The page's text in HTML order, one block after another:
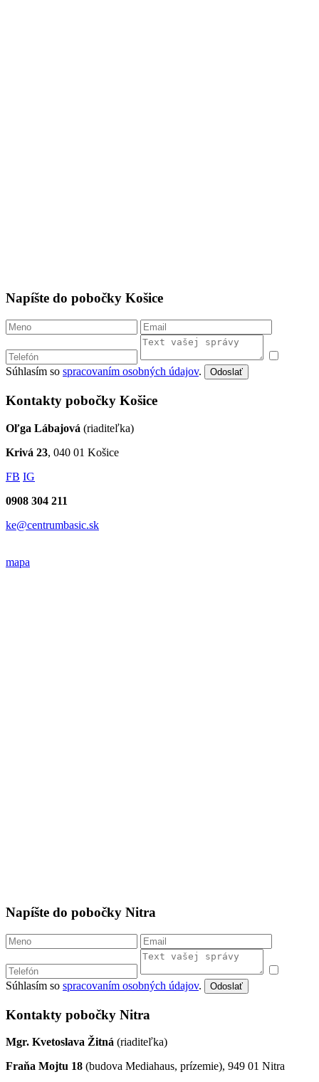
Napíšte do pobočky Košice
Súhlasím so spracovaním osobných údajov. Odoslať
Kontakty pobočky Košice
Oľga Lábajová (riaditeľka)
Krivá 23, 040 01 Košice
FB IG
0908 304 211
ke@centrumbasic.sk
mapa
Napíšte do pobočky Nitra
Súhlasím so spracovaním osobných údajov. Odoslať
Kontakty pobočky Nitra
Mgr. Kvetoslava Žitná (riaditeľka)
Fraňa Mojtu 18 (budova Mediahaus, prízemie), 949 01 Nitra